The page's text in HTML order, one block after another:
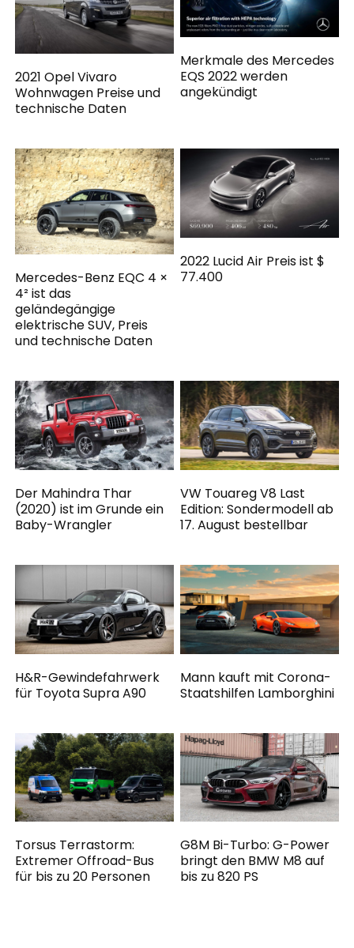
2021 Opel Vivaro
Wohnwagen Preise und
technische Daten
Merkmale des Mercedes
EQS 2022 werden
angekündigt
Mercedes-Benz EQC 4 ×
4² ist das
geländegängige
elektrische SUV, Preis
und technische Daten
2022 Lucid Air Preis ist $
77.400
Der Mahindra Thar
(2020) ist im Grunde ein
Baby-Wrangler
VW Touareg V8 Last
Edition: Sondermodell ab
17. August bestellbar
H&R-Gewindefahrwerk
für Toyota Supra A90
Mann kauft mit Corona-
Staatshilfen Lamborghini
Torsus Terrastorm:
Extremer Offroad-Bus
für bis zu 20 Personen
G8M Bi-Turbo: G-Power
bringt den BMW M8 auf
bis zu 820 PS